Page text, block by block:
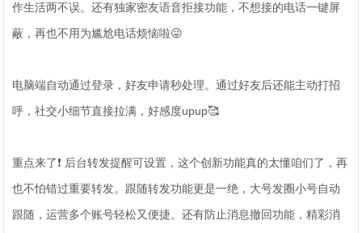
作生活两不误。还有独家密友语音拒接功能，不想接的电话一键屏
蔽，再也不用为尴尬电话烦恼啦😜
电脑端自动通过登录，好友申请秒处理。通过好友后还能主动打招
呼，社交小细节直接拉满，好感度upup🥰
重点来了❗ 后台转发提醒可设置，这个创新功能真的太懂咱们了，再
也不怕错过重要转发。跟随转发功能更是一绝，大号发圈小号自动
跟随，运营多个账号轻松又便捷。还有防止消息撤回功能，精彩消